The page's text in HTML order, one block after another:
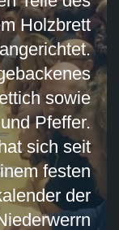
Holzbrett
angerichtet.
sowie
Pfeffer.
sich seit
festen
der